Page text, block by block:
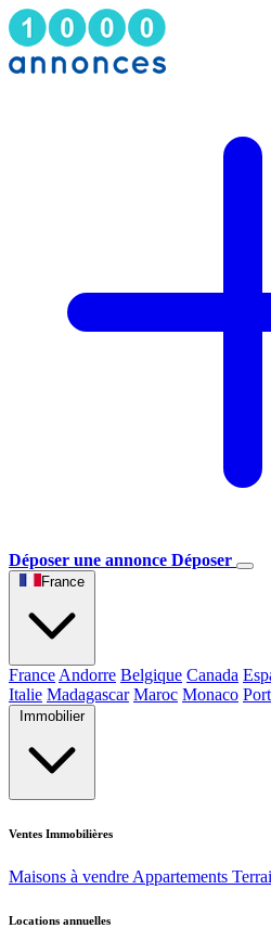
Déposer une annonce Déposer
France
France Andorre Belgique Canada
Italie Madagascar Maroc Monaco
Immobilier
Ventes Immobilières
Maisons à vendre Appartements
Locations annuelles